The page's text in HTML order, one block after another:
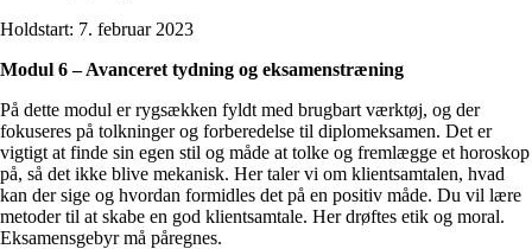
Holdstart: 7. februar 2023
Modul 6 – Avanceret tydning og eksamenstræning
På dette modul er rygsækken fyldt med brugbart værktøj, og der
fokuseres på tolkninger og forberedelse til diplomeksamen. Det er
vigtigt at finde sin egen stil og måde at tolke og fremlægge et horoskop
på, så det ikke blive mekanisk. Her taler vi om klientsamtalen, hvad
kan der sige og hvordan formidles det på en positiv måde. Du vil lære
metoder til at skabe en god klientsamtale. Her drøftes etik og moral.
Eksamensgebyr må påregnes.